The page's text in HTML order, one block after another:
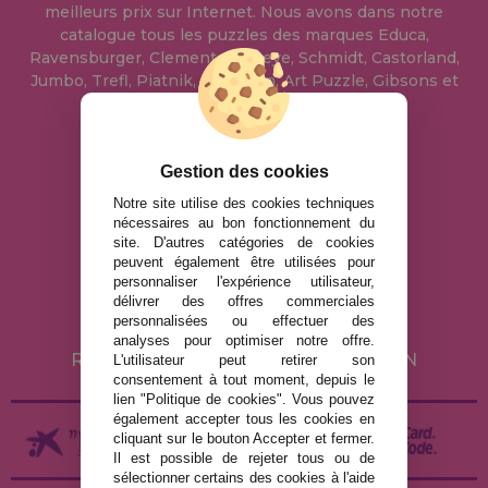
meilleurs prix sur Internet. Nous avons dans notre
catalogue tous les puzzles des marques Educa,
Ravensburger, Clementoni, Heye, Schmidt, Castorland,
Jumbo, Trefl, Piatnik, Anatolian, Art Puzzle, Gibsons et
bien d'autres.
info@maisondespuzzles.fr
MENTIONS LÉGALES
POLITIQUE DE CONFIDENTIALITÉ
POLITIQUE DE COOKIES
LIVRAISON ET RETOUR
RETOURS / DROIT DE RÉTRACTATION
Gestion des cookies
Notre site utilise des cookies techniques
nécessaires au bon fonctionnement du
site. D'autres catégories de cookies
peuvent également être utilisées pour
personnaliser l'expérience utilisateur,
délivrer des offres commerciales
personnalisées ou effectuer des
analyses pour optimiser notre offre.
L'utilisateur peut retirer son
consentement à tout moment, depuis le
lien "Politique de cookies". Vous pouvez
également accepter tous les cookies en
cliquant sur le bouton Accepter et fermer.
Il est possible de rejeter tous ou de
sélectionner certains des cookies à l'aide